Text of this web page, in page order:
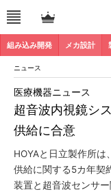
組み込み開発 メカ設計
ニュース
超音波内視鏡シ
供給に合意
医療機器ニュース
HOYAと日立製作所
供給に関する5カ年契
装置と超音波センサ